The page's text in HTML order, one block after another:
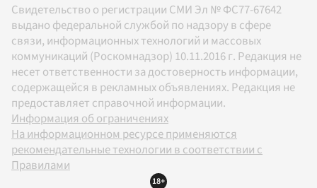
Свидетельство о регистрации СМИ Эл № ФС77-67642
выдано федеральной службой по надзору в сфере
связи, информационных технологий и массовых
коммуникаций (Роскомнадзор) 10.11.2016 г. Редакция не
несет ответственности за достоверность информации,
содержащейся в рекламных объявлениях. Редакция не
предоставляет справочной информации.
Информация об ограничениях
На информационном ресурсе применяются
рекомендательные технологии в соответствии с
Правилами
18+